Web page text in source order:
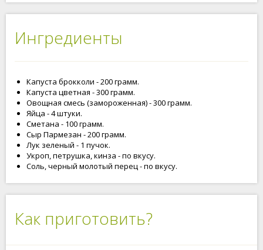
Ингредиенты
Капуста брокколи - 200 грамм.
Капуста цветная - 300 грамм.
Овощная смесь (замороженная) - 300 грамм.
Яйца - 4 штуки.
Сметана - 100 грамм.
Сыр Пармезан - 200 грамм.
Лук зеленый - 1 пучок.
Укроп, петрушка, кинза - по вкусу.
Соль, черный молотый перец - по вкусу.
Как приготовить?